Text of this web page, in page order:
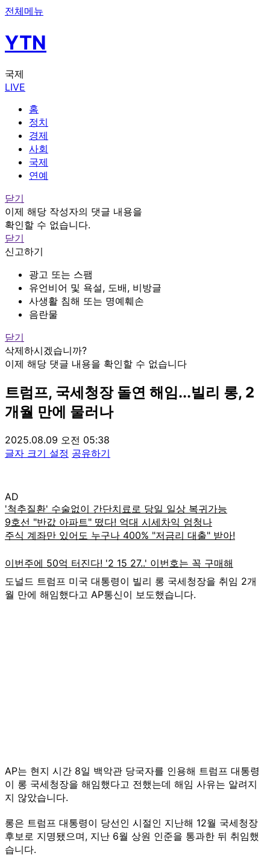
전체메뉴
YTN
국제
LIVE
홈
정치
경제
사회
국제
연예
닫기
이제 해당 작성자의 댓글 내용을
확인할 수 없습니다.
닫기
신고하기
광고 또는 스팸
유언비어 및 욕설, 도배, 비방글
사생활 침해 또는 명예훼손
음란물
닫기
삭제하시겠습니까?
이제 해당 댓글 내용을 확인할 수 없습니다
트럼프, 국세청장 돌연 해임...빌리 롱, 2
개월 만에 물러나
2025.08.09 오전 05:38
글자 크기 설정 공유하기
AD
도널드 트럼프 미국 대통령이 빌리 롱 국세청장을 취임 2개
월 만에 해임했다고 AP통신이 보도했습니다.
AP는 현지 시간 8일 백악관 당국자를 인용해 트럼프 대통령
이 롱 국세청장을 해임했다고 전했는데 해임 사유는 알려지
지 않았습니다.
롱은 트럼프 대통령이 당선인 시절인 지난해 12월 국세청장
후보로 지명됐으며, 지난 6월 상원 인준을 통과한 뒤 취임했
습니다.